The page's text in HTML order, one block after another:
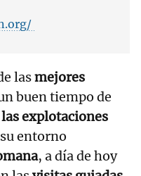
lasmejores
buen tiempo de
las explotaciones
entorno
, a día de hoy